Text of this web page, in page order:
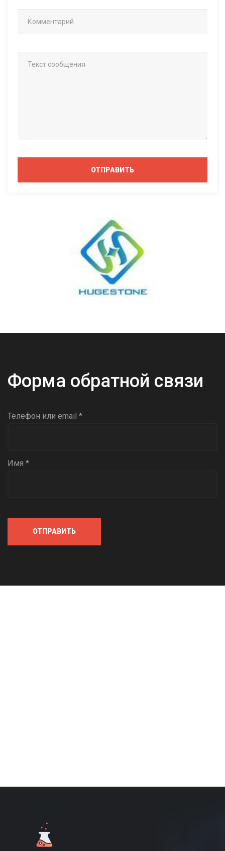
ОТПРАВИТЬ
Форма обратной связи
Телефон или email *
Имя *
ОТПРАВИТЬ